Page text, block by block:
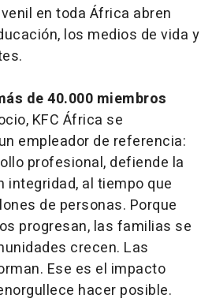
en toda África abren
los medios de vida y
de 40.000 miembros
KFC África se
empleador de referencia:
profesional, defiende la
integridad, al tiempo que
de personas. Porque
progresan, las familias se
crecen. Las
Ese es el impacto
hacer posible.